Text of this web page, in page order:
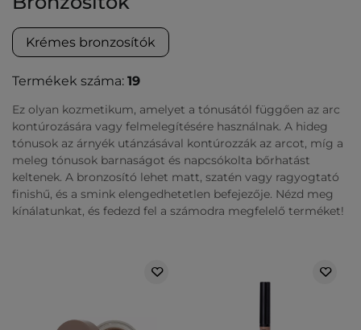
Krémes bronzosítók
Termékek száma: 19
Ez olyan kozmetikum, amelyet a tónusától függően az arc
kontúrozására vagy felmelegítésére használnak. A hideg
tónusok az árnyék utánzásával kontúrozzák az arcot, míg a
meleg tónusok barnaságot és napcsókolta bőrhatást
keltenek. A bronzosító lehet matt, szatén vagy ragyogtató
finishű, és a smink elengedhetetlen befejezője. Nézd meg
kínálatunkat, és fedezd fel a számodra megfelelő terméket!